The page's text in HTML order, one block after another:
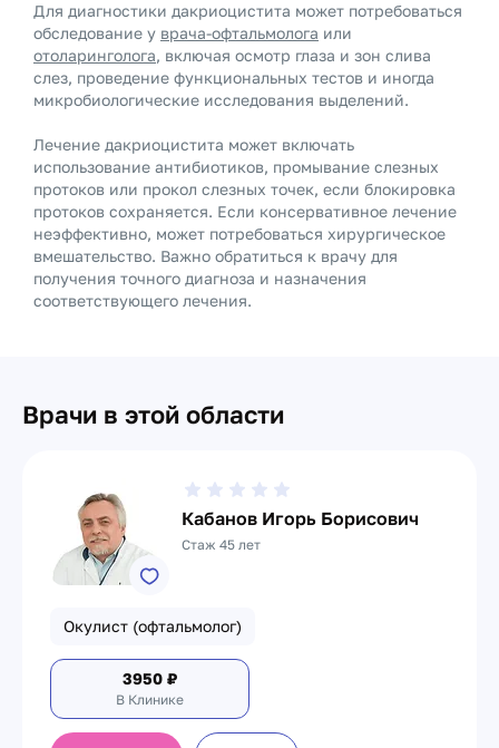
Для диагностики дакриоцистита может потребоваться
обследование у врача-офтальмолога или
отоларинголога, включая осмотр глаза и зон слива
слез, проведение функциональных тестов и иногда
микробиологические исследования выделений.
Лечение дакриоцистита может включать
использование антибиотиков, промывание слезных
протоков или прокол слезных точек, если блокировка
протоков сохраняется. Если консервативное лечение
неэффективно, может потребоваться хирургическое
вмешательство. Важно обратиться к врачу для
получения точного диагноза и назначения
соответствующего лечения.
Врачи в этой области
Кабанов Игорь Борисович
Стаж 45 лет
Окулист (офтальмолог)
3950 ₽
В Клинике